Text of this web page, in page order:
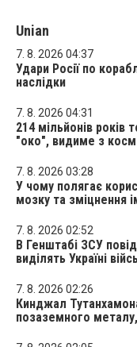
Unian
7. 8. 2026 04:37
Удари Росії по
наслідки
7. 8. 2026 04:31
214 мільйонів років
"око", видиме з
7. 8. 2026 03:28
У чому полягає
мозку та зміцнення
7. 8. 2026 02:52
В Генштабі ЗСУ
виділять Україні
7. 8. 2026 02:26
Кинджал
позаземного